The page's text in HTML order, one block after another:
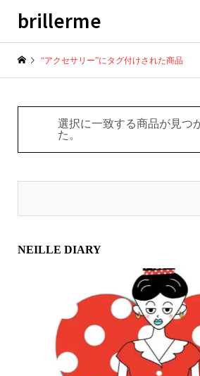
brillerme
“アクセサリー”にタグ付けされた商品
選択に一致する商品が見つ
た。
NEILLE DIARY